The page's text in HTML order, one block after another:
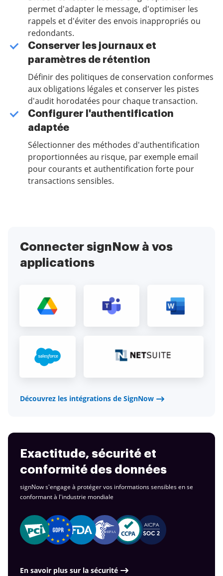
permet d'adapter le message, d'optimiser les
rappels et d'éviter des envois inappropriés ou
redondants.
Conserver les journaux et
paramètres de rétention
Définir des politiques de conservation conformes
aux obligations légales et conserver les pistes
d'audit horodatées pour chaque transaction.
Configurer l'authentification
adaptée
Sélectionner des méthodes d'authentification
proportionnées au risque, par exemple email
pour courants et authentification forte pour
transactions sensibles.
Connecter signNow à vos
applications
Découvrez les intégrations de SignNow
Exactitude, sécurité et
conformité des données
signNow s'engage à protéger vos informations sensibles en se
conformant à l'industrie mondiale
En savoir plus sur la sécurité